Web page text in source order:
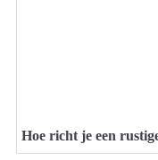
Hoe richt je een